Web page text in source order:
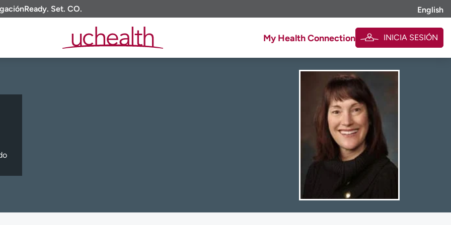
Ready. Set. CO. English
My Health Connection INICIA SESIÓN